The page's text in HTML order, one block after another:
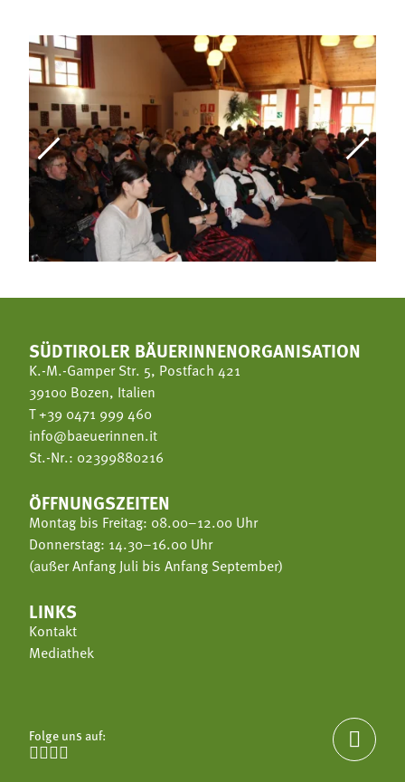
SÜDTIROLER BÄUERINNENORGANISATION
K.-M.-Gamper Str. 5, Postfach 421
39100 Bozen, Italien
T+39 0471 999 460
info@baeuerinnen.it
St.-Nr.: 02399880216
ÖFFNUNGSZEITEN
Montag bis Freitag: 08.00–12.00 Uhr
Donnerstag: 14.30–16.00 Uhr
(außer Anfang Juli bis Anfang September)
LINKS
Kontakt
Mediathek
Folge uns auf:

